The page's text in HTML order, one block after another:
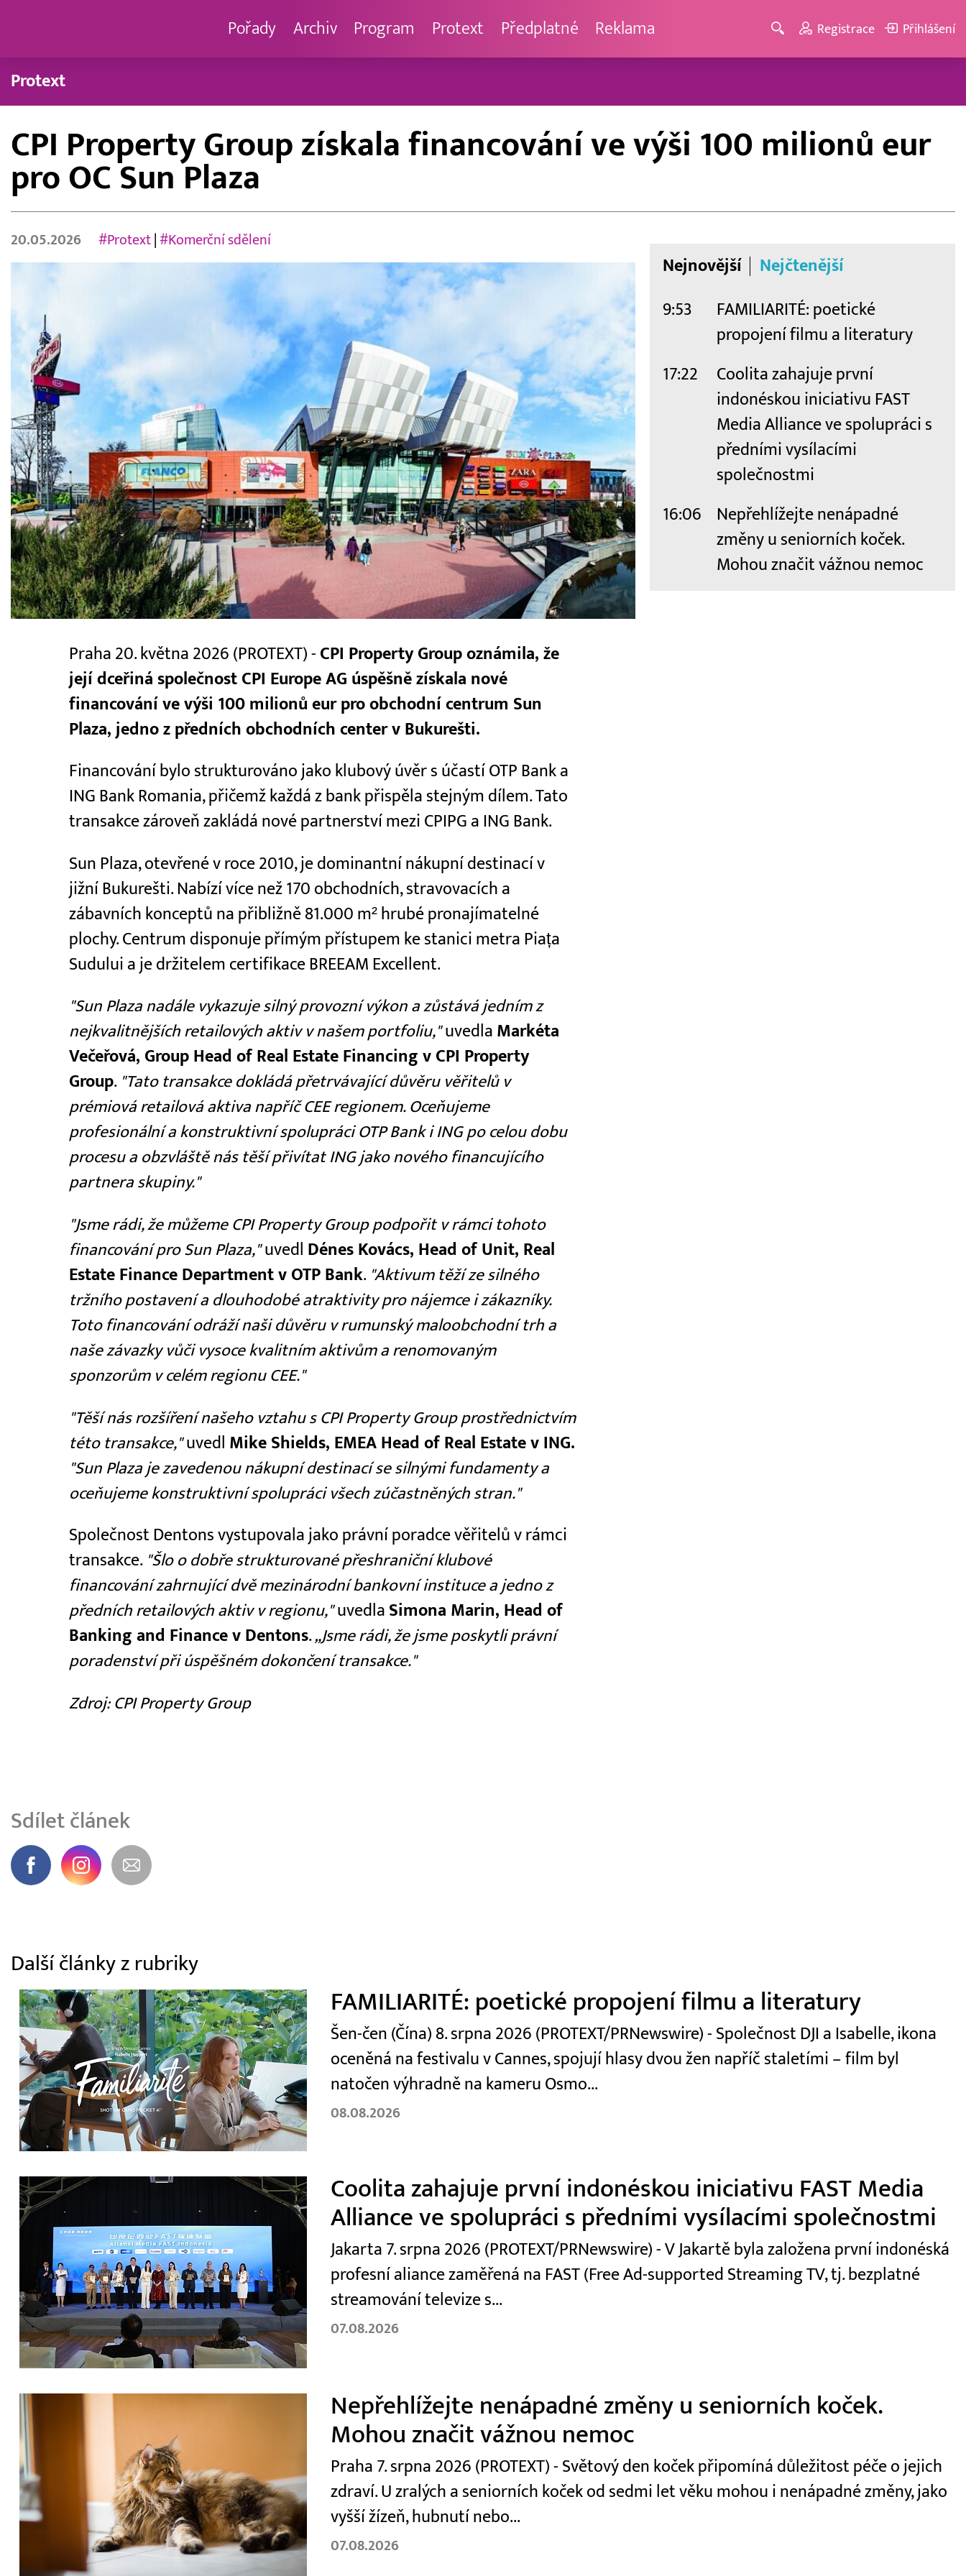
Pořady Archiv Program Protext Předplatné Reklama Registrace Přihlášení
Protext
CPI Property Group získala financování ve výši 100 milionů eur
pro OC Sun Plaza
20.05.2026 #Protext| #Komerční sdělení
Praha 20. května 2026 (PROTEXT) - CPI Property Group oznámila, že
její dceřiná společnost CPI Europe AG úspěšně získala nové
financování ve výši 100 milionů eur pro obchodní centrum Sun
Plaza, jedno z předních obchodních center v Bukurešti.
Financování bylo strukturováno jako klubový úvěr s účastí OTP Bank a
ING Bank Romania, přičemž každá z bank přispěla stejným dílem. Tato
transakce zároveň zakládá nové partnerství mezi CPIPG a ING Bank.
Sun Plaza, otevřené v roce 2010, je dominantní nákupní destinací v
jižní Bukurešti. Nabízí více než 170 obchodních, stravovacích a
zábavních konceptů na přibližně 81.000 m² hrubé pronajímatelné
plochy. Centrum disponuje přímým přístupem ke stanici metra Piața
Sudului a je držitelem certifikace BREEAM Excellent.
"Sun Plaza nadále vykazuje silný provozní výkon a zůstává jedním z
nejkvalitnějších retailových aktiv v našem portfoliu,"uvedla Markéta
Večeřová, Group Head of Real Estate Financing v CPI Property
Group. "Tato transakce dokládá přetrvávající důvěru věřitelů v
prémiová retailová aktiva napříč CEE regionem. Oceňujeme
profesionální a konstruktivní spolupráci OTP Bank i ING po celou dobu
procesu a obzvláště nás těší přivítat ING jako nového financujícího
partnera skupiny."
"Jsme rádi, že můžeme CPI Property Group podpořit v rámci tohoto
financování pro Sun Plaza,"uvedl Dénes Kovács, Head of Unit, Real
Estate Finance Department v OTP Bank. "Aktivum těží ze silného
tržního postavení a dlouhodobé atraktivity pro nájemce i zákazníky.
Toto financování odráží naši důvěru v rumunský maloobchodní trh a
naše závazky vůči vysoce kvalitním aktivům a renomovaným
sponzorům v celém regionu CEE."
"Těší nás rozšíření našeho vztahu s CPI Property Group prostřednictvím
této transakce,"uvedl Mike Shields, EMEA Head of Real Estate v ING.
"Sun Plaza je zavedenou nákupní destinací se silnými fundamenty a
oceňujeme konstruktivní spolupráci všech zúčastněných stran."
Společnost Dentons vystupovala jako právní poradce věřitelů v rámci
transakce. "Šlo o dobře strukturované přeshraniční klubové
financování zahrnující dvě mezinárodní bankovní instituce a jedno z
předních retailových aktiv v regionu,"uvedla Simona Marin, Head of
Banking and Finance v Dentons.„Jsme rádi, že jsme poskytli právní
poradenství při úspěšném dokončení transakce."
Zdroj: CPI Property Group
Sdílet článek
Nejnovější Nejčtenější
9:53
FAMILIARITÉ: poetické
propojení filmu a literatury
17:22
Coolita zahajuje první
indonéskou iniciativu FAST
Media Alliance ve spolupráci s
předními vysílacími
společnostmi
16:06
Nepřehlížejte nenápadné
změny u seniorních koček.
Mohou značit vážnou nemoc
Další články z rubriky
FAMILIARITÉ: poetické propojení filmu a literatury
Šen-čen (Čína) 8. srpna 2026 (PROTEXT/PRNewswire) - Společnost DJI a Isabelle, ikona
oceněná na festivalu v Cannes, spojují hlasy dvou žen napříč staletími – film byl
natočen výhradně na kameru Osmo...
08.08.2026
Coolita zahajuje první indonéskou iniciativu FAST Media
Alliance ve spolupráci s předními vysílacími společnostmi
Jakarta 7. srpna 2026 (PROTEXT/PRNewswire) - V Jakartě byla založena první indonéská
profesní aliance zaměřená na FAST (Free Ad-supported Streaming TV, tj. bezplatné
streamování televize s...
07.08.2026
Nepřehlížejte nenápadné změny u seniorních koček.
Mohou značit vážnou nemoc
Praha 7. srpna 2026 (PROTEXT) - Světový den koček připomíná důležitost péče o jejich
zdraví. U zralých a seniorních koček od sedmi let věku mohou i nenápadné změny, jako
vyšší žízeň, hubnutí nebo...
07.08.2026